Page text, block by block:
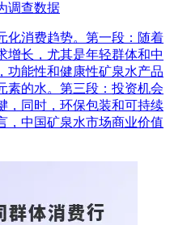
调查数据
化消费趋势。第一段：随着
增长，尤其是年轻群体和中
功能性和健康性矿泉水产品
素的水。第三段：投资机会
，同时，环保包装和可持续
，中国矿泉水市场商业价值